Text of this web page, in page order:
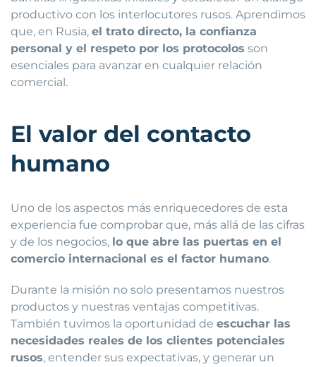
productivo con los interlocutores rusos. Aprendimos
que, en Rusia, el trato directo, la confianza
personal y el respeto por los protocolos son
esenciales para avanzar en cualquier relación
comercial.
El valor del contacto
humano
Uno de los aspectos más enriquecedores de esta
experiencia fue comprobar que, más allá de las cifras
y de los negocios, lo que abre las puertas en el
comercio internacional es el factor humano.
Durante la misión no solo presentamos nuestros
productos y nuestras ventajas competitivas.
También tuvimos la oportunidad de escuchar las
necesidades reales de los clientes potenciales
rusos, entender sus expectativas, y generar un